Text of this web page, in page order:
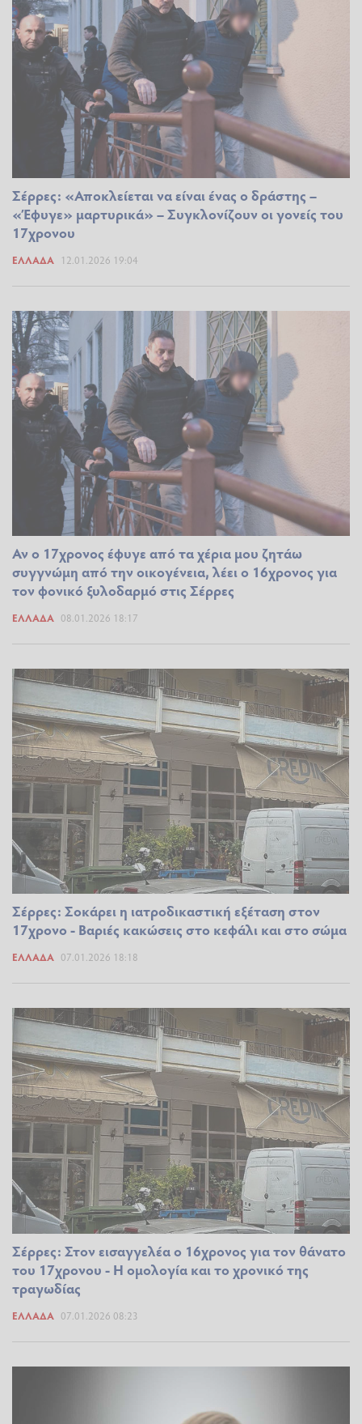
Σέρρες: «Αποκλείεται να είναι ένας ο δράστης –
«Έφυγε» μαρτυρικά» – Συγκλονίζουν οι γονείς του
17χρονου
ΕΛΛΆΔΑ 12.01.2026 19:04
Αν ο 17χρονος έφυγε από τα χέρια μου ζητάω
συγγνώμη από την οικογένεια, λέει ο 16χρονος για
τον φονικό ξυλοδαρμό στις Σέρρες
ΕΛΛΆΔΑ 08.01.2026 18:17
Σέρρες: Σοκάρει η ιατροδικαστική εξέταση στον
17χρονο - Βαριές κακώσεις στο κεφάλι και στο σώμα
ΕΛΛΆΔΑ 07.01.2026 18:18
Σέρρες: Στον εισαγγελέα ο 16χρονος για τον θάνατο
του 17χρονου - Η ομολογία και το χρονικό της
τραγωδίας
ΕΛΛΆΔΑ 07.01.2026 08:23